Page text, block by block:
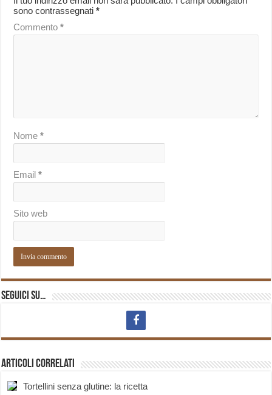
sono contrassegnati*
Commento*
Nome*
Email*
Sito web
Seguici su…
Articoli correlati
Tortellini senza glutine: la ricetta